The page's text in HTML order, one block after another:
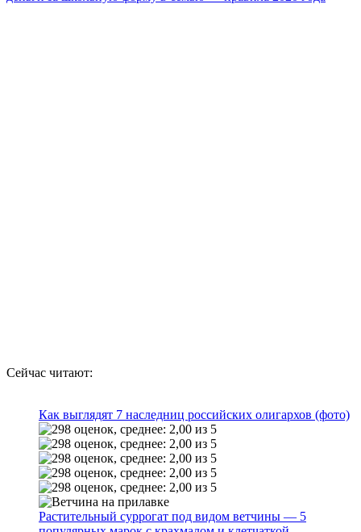
Сейчас читают:
Как выглядят 7 наследниц российских олигархов (фото)
Растительный суррогат под видом ветчины — 5